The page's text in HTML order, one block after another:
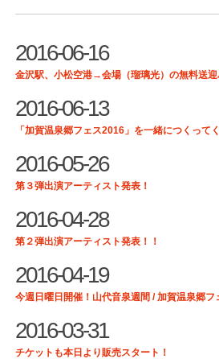
2016-06-16
金沢駅、小松空港→会場（瑠璃光）の無料送迎
2016-06-13
「加賀温泉郷フェス2016」を一緒につくって
2016-05-26
第３弾出演アーティスト発表！
2016-04-28
第２弾出演アーティスト発表！！
2016-04-19
今週日曜日開催！山代音泉週間 / 加賀温泉郷
2016-03-31
チケットも本日より販売スタート！